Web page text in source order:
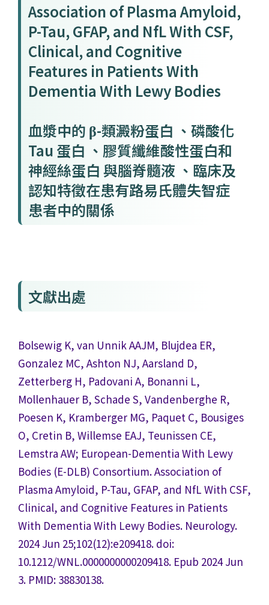
Association of Plasma Amyloid,
P-Tau, GFAP, and NfL With CSF,
Clinical, and Cognitive
Features in Patients With
Dementia With Lewy Bodies
血漿中的 β-類澱粉蛋白 、磷酸化
Tau 蛋白 、膠質纖維酸性蛋白和
神經絲蛋白 與腦脊髓液 、臨床及
認知特徵在患有路易氏體失智症
患者中的關係
文獻出處
Bolsewig K, van Unnik AAJM, Blujdea ER,
Gonzalez MC, Ashton NJ, Aarsland D,
Zetterberg H, Padovani A, Bonanni L,
Mollenhauer B, Schade S, Vandenberghe R,
Poesen K, Kramberger MG, Paquet C, Bousiges
O, Cretin B, Willemse EAJ, Teunissen CE,
Lemstra AW; European-Dementia With Lewy
Bodies (E-DLB) Consortium. Association of
Plasma Amyloid, P-Tau, GFAP, and NfL With CSF,
Clinical, and Cognitive Features in Patients
With Dementia With Lewy Bodies. Neurology.
2024 Jun 25;102(12):e209418. doi:
10.1212/WNL.0000000000209418. Epub 2024 Jun
3. PMID: 38830138.